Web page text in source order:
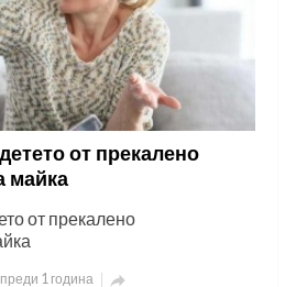
от прекалено
майка
от прекалено
преди 1 година 